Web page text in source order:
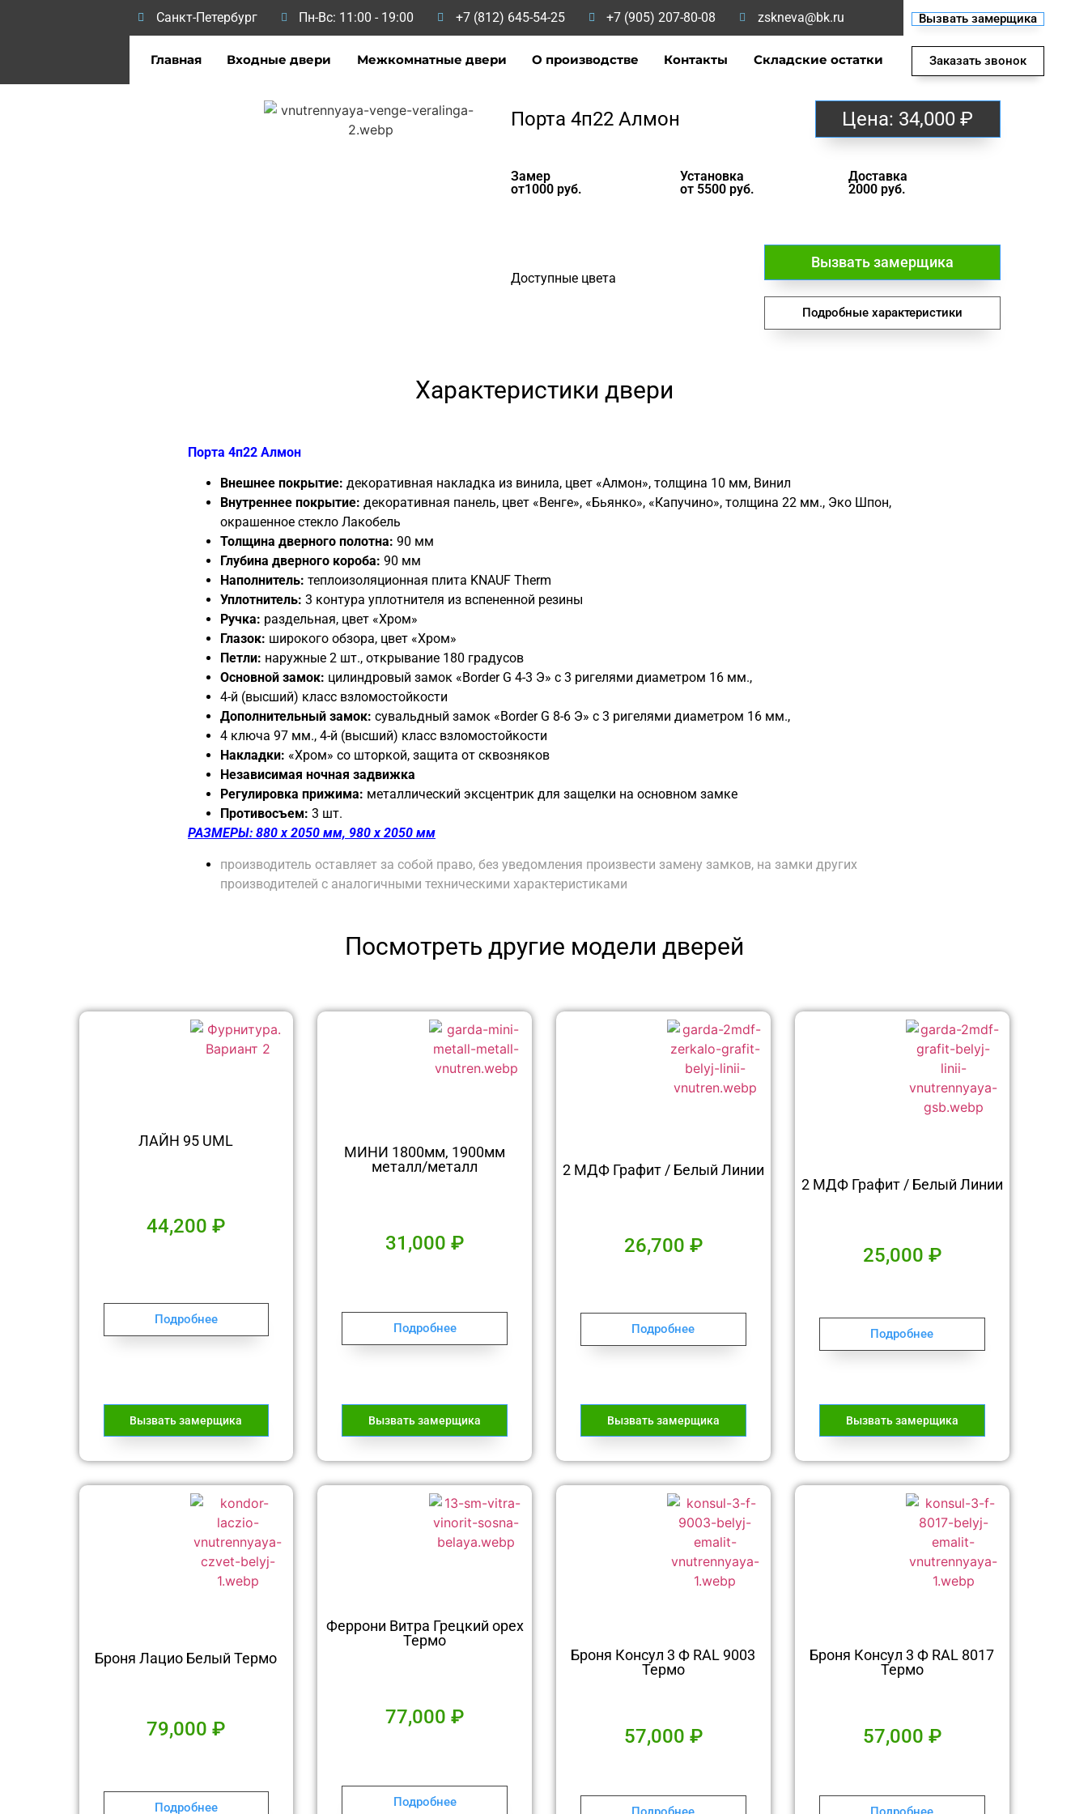
Санкт-Петербург Пн-Вс: 11:00 - 19:00 +7 (812) 645-54-25 +7 (905) 207-80-08 zskneva@bk.ru
Главная Входные двери Межкомнатные двери О производстве Контакты Складские остатки
Вызвать замерщика
Заказать звонок
Порта 4п22 Алмон Цена: 34,000₽
Замер
от1000 руб.
Установка
от 5500 руб.
Доставка
2000 руб.
Доступные цвета
Вызвать замерщика
Подробные характеристики
Характеристики двери
Порта 4п22 Алмон
Внешнее покрытие: декоративная накладка из винила, цвет «Алмон», толщина 10 мм, Винил
Внутреннее покрытие: декоративная панель, цвет «Венге», «Бьянко», «Капучино», толщина 22 мм., Эко Шпон,
окрашенное стекло Лакобель
Толщина дверного полотна: 90 мм
Глубина дверного короба: 90 мм
Наполнитель: теплоизоляционная плита KNAUF Therm
Уплотнитель: 3 контура уплотнителя из вспененной резины
Ручка: раздельная, цвет «Хром»
Глазок: широкого обзора, цвет «Хром»
Петли: наружные 2 шт., открывание 180 градусов
Основной замок: цилиндровый замок «Border G 4-3 Э» с 3 ригелями диаметром 16 мм.,
4-й (высший) класс взломостойкости
Дополнительный замок: сувальдный замок «Border G 8-6 Э» с 3 ригелями диаметром 16 мм.,
4 ключа 97 мм., 4-й (высший) класс взломостойкости
Накладки: «Хром» со шторкой, защита от сквозняков
Независимая ночная задвижка
Регулировка прижима: металлический эксцентрик для защелки на основном замке
Противосъем: 3 шт.
РАЗМЕРЫ: 880 х 2050 мм, 980 х 2050 мм
производитель оставляет за собой право, без уведомления произвести замену замков, на замки других
производителей с аналогичными техническими характеристиками
Посмотреть другие модели дверей
ЛАЙН 95 UML
44,200₽
Подробнее
Вызвать замерщика
МИНИ 1800мм, 1900мм
металл/металл
31,000₽
Подробнее
Вызвать замерщика
2 МДФ Графит / Белый Линии
26,700 ₽
Подробнее
Вызвать замерщика
2 МДФ Графит / Белый Линии
25,000 ₽
Подробнее
Вызвать замерщика
Броня Лацио Белый Термо
79,000₽
Подробнее
Феррони Витра Грецкий орех
Термо
77,000₽
Подробнее
Броня Консул 3 Ф RAL 9003
Термо
57,000 ₽
Броня Консул 3 Ф RAL 8017
Термо
57,000 ₽